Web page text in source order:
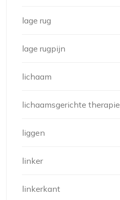
lage rug
lage rugpijn
lichaam
lichaamsgerichte therapie
liggen
linker
linkerkant